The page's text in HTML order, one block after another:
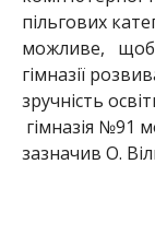
пільгових
можливе, щоб
гімназії
зручність
гімназія №91
зазначив О.